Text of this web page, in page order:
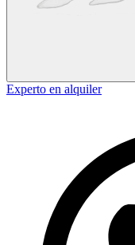
Experto en alquiler